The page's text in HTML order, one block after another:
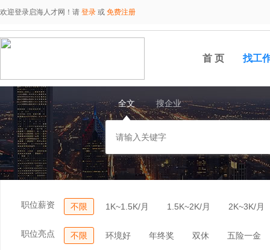
欢迎登录启海人才网！请 登录 或 免费注册
首 页 找工
全文 搜企业
职位薪资 不限 1K~1.5K/月 1.5K~2K/月 2K~3K/月
职位亮点 不限 环境好 年终奖 双休 五险一金